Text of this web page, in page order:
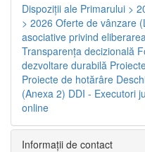
Dispoziţii ale Primarului >
> 2026 Oferte de vânzare
asociative privind
Transparenţa decizională
dezvoltare durabilă
Proiecte de hotărâre
(Anexa 2) DDI - Executori
online
Informaţii de contact